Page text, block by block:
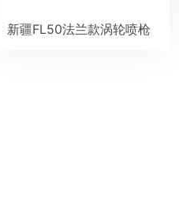
新疆FL50法兰款涡轮喷枪